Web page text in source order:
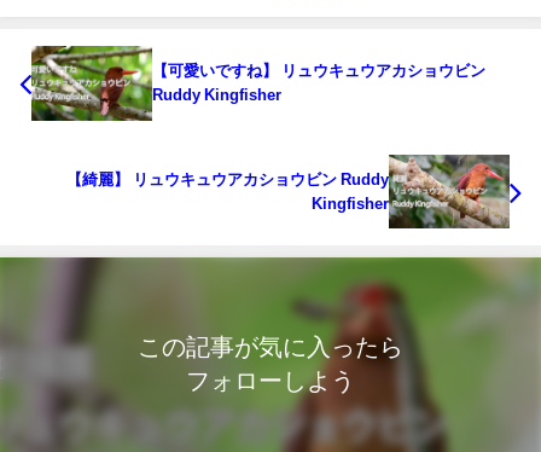
【可愛いですね】 リュウキュウアカショウビン
Ruddy Kingfisher
【綺麗】 リュウキュウアカショウビン Ruddy
Kingfisher
この記事が気に入ったら
フォローしよう